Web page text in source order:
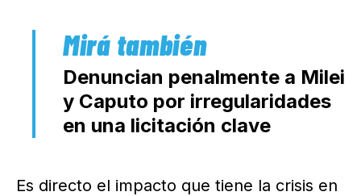
Denuncian penalmente a Milei
y Caputo por irregularidades
en una licitación clave
Es directo el impacto que tiene la crisis en